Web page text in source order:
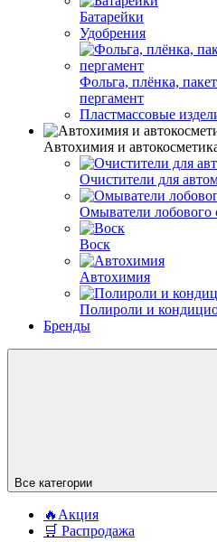
Батарейки
Удобрения
Фольга, плёнка,
пергамент
Пластмассовые
Автохимия и
Очистители для
Омыватели лобового
Воск
Автохимия
Полироли и
Бренды
Все категории
🔥Акция
🛒 Распродажа